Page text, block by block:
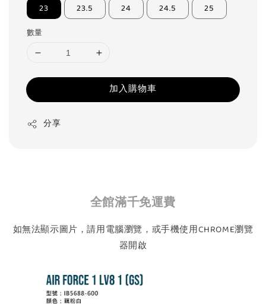
23 23.5 24 24.5 25
數量
加入購物車
分享
全館滿千免運費
如無法顯示圖片，請用電腦瀏覽，或手機使用CHROME瀏覽
器開啟